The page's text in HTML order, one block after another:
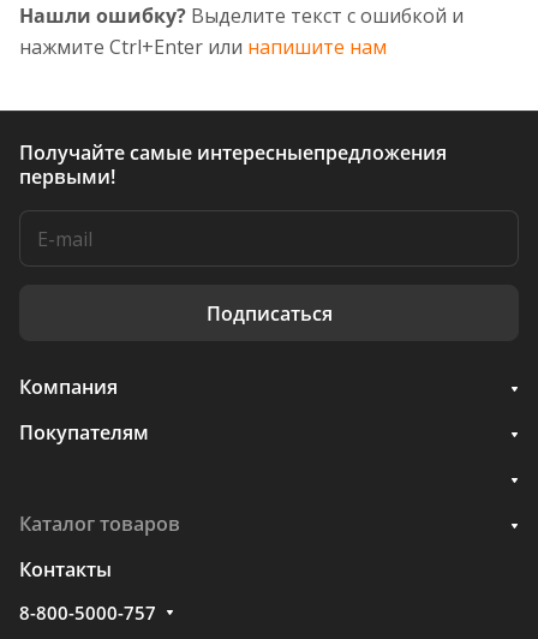
Нашли ошибку? Выделите текст с ошибкой и
нажмите Ctrl+Enter или напишите нам
Получайте самые интересныепредложения
первыми!
Подписаться
Компания
Покупателям
Каталог товаров
Контакты
8-800-5000-757